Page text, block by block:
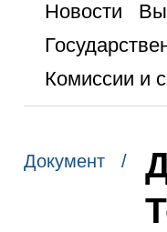
Новости
Комиссии и
Документ /